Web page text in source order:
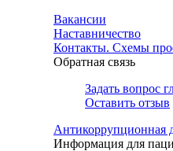
Вакансии
Наставничество
Контакты. Схемы
Обратная связь
Задать вопрос
Оставить отзыв
Антикоррупционная
Информация для